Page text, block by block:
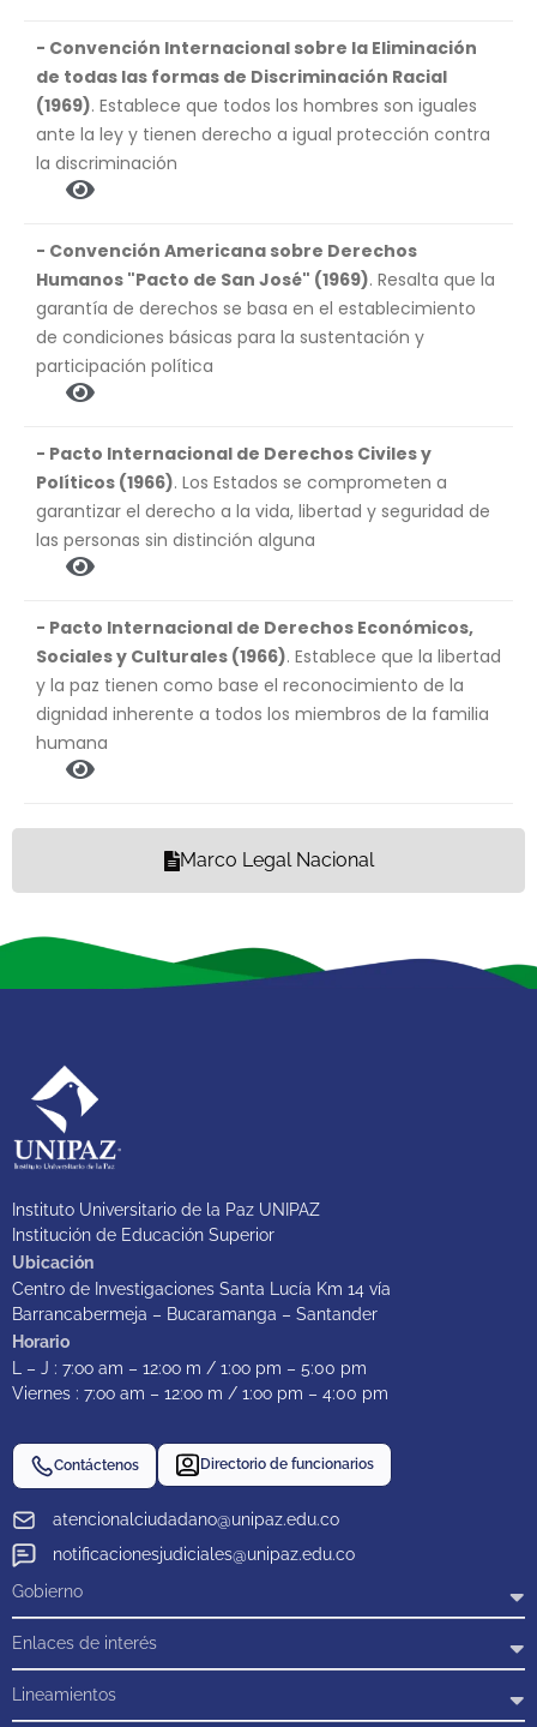
Marco Legal Nacional
- Convención Internacional sobre la Eliminación
de todas las formas de Discriminación Racial
(1969). Establece que todos los hombres son iguales
ante la ley y tienen derecho a igual protección contra
la discriminación
- Convención Americana sobre Derechos
Humanos "Pacto de San José" (1969). Resalta que la
garantía de derechos se basa en el establecimiento
de condiciones básicas para la sustentación y
participación política
- Pacto Internacional de Derechos Civiles y
Políticos (1966). Los Estados se comprometen a
garantizar el derecho a la vida, libertad y seguridad de
las personas sin distinción alguna
- Pacto Internacional de Derechos Económicos,
Sociales y Culturales (1966). Establece que la libertad
y la paz tienen como base el reconocimiento de la
dignidad inherente a todos los miembros de la familia
humana
Instituto Universitario de la Paz UNIPAZ
Institución de Educación Superior
Ubicación
Centro de Investigaciones Santa Lucía Km 14 vía
Barrancabermeja – Bucaramanga – Santander
Horario
L – J : 7:oo am – 12:oo m / 1:oo pm – 5:00 pm
Viernes : 7:oo am – 12:oo m / 1:oo pm – 4:00 pm
atencionalciudadano@unipaz.edu.co
notificacionesjudiciales@unipaz.edu.co
Contáctenos Directorio de funcionarios
Gobierno
Enlaces de interés
Lineamientos